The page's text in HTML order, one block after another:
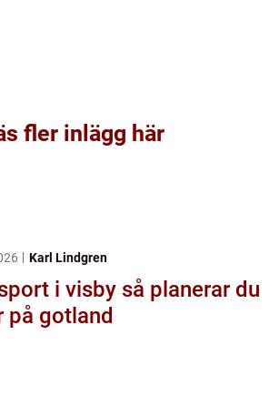
fler inlägg här
Karl Lindgren
i visby så planerar du
på gotland